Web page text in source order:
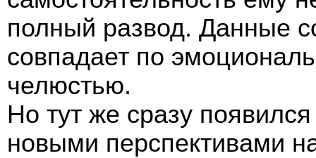
полный развод. Данные
совпадает по
челюстью.
Но тут же сразу
новыми перспективами